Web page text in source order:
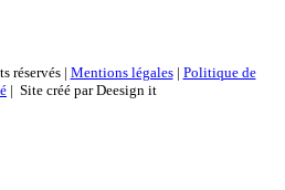
réservés | Mentions légales| Politique de
| Site créé par Deesign it